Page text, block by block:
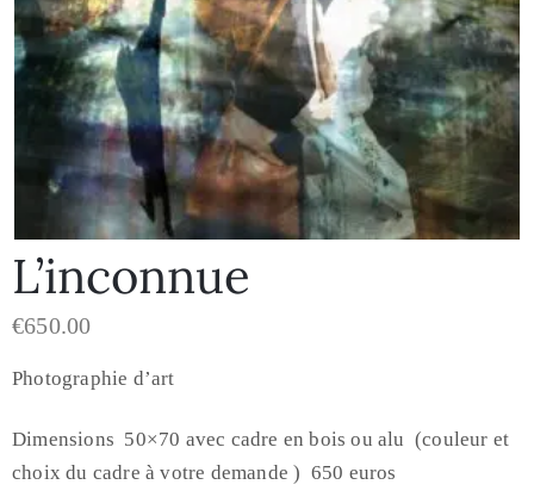
L’inconnue
€650.00
Photographie d’art
Dimensions 50×70 avec cadre en bois ou alu (couleur et
choix du cadre à votre demande ) 650 euros